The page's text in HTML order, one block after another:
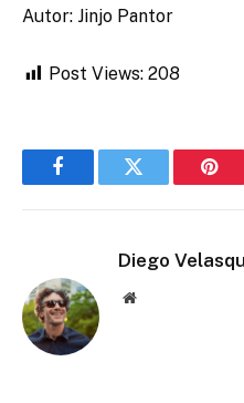
Autor: Jinjo Pantor
Post Views: 208
FacebookTwitter
Diego
Website